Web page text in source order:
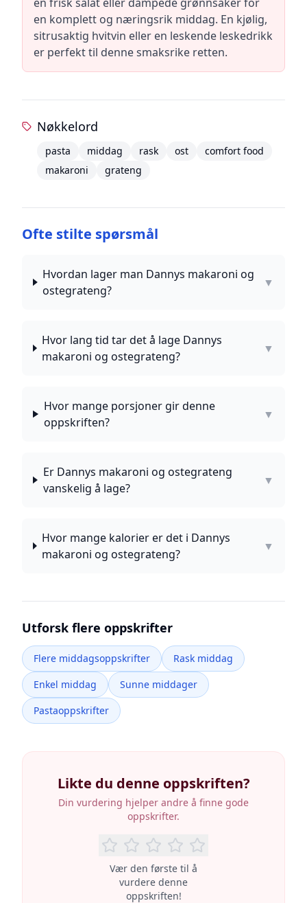
en komplett og næringsrik middag. En kjølig,
sitrusaktig hvitvin eller en leskende leskedrikk
er perfekt til denne smaksrike retten.
Nøkkelord
pasta middag rask ost
comfort food
makaroni
grateng
Ofte stilte spørsmål
Hvordan lager man Dannys makaroni og
ostegrateng?
▼
Hvor lang tid tar det å lage Dannys
makaroni og ostegrateng?
▼
Hvor mange porsjoner gir denne
oppskriften?
▼
Er Dannys makaroni og ostegrateng
vanskelig å lage?
▼
Hvor mange kalorier er det i Dannys
makaroni og ostegrateng?
▼
Utforsk flere oppskrifter
Flere middagsoppskrifter
Rask middag
Enkel middag
Sunne middager
Pastaoppskrifter
Likte du denne oppskriften?
Din vurdering hjelper andre å finne gode
oppskrifter.
Vær den første til å
vurdere denne
oppskriften!